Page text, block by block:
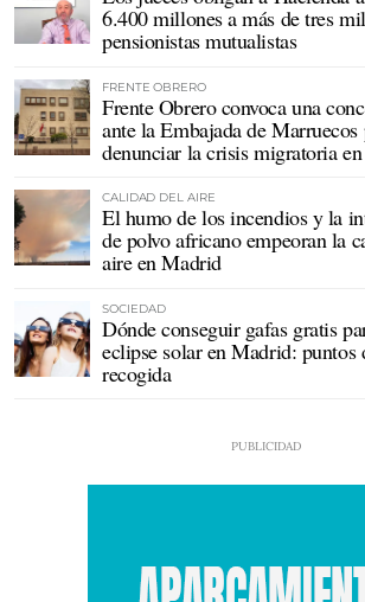
6.400 millones a más de tres
pensionistas mutualistas
FRENTE OBRERO
Frente Obrero convoca una
ante la Embajada de Marruecos
denunciar la crisis migratoria
CALIDAD DEL AIRE
El humo de los incendios y la
de polvo africano empeoran la
aire en Madrid
SOCIEDAD
Dónde conseguir gafas gratis
eclipse solar en Madrid: puntos
recogida